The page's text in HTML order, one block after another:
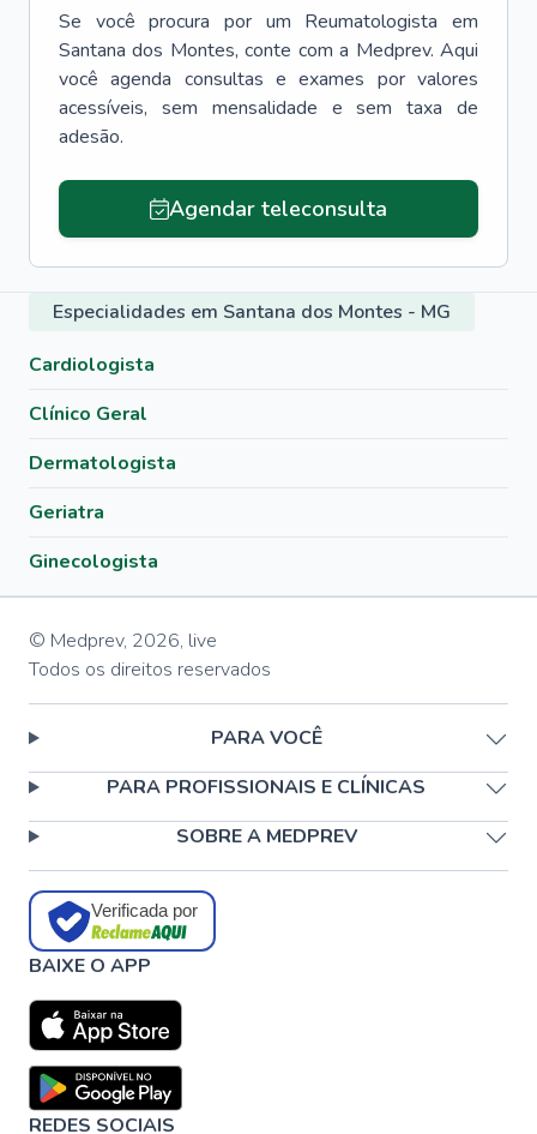
Se você procura por um Reumatologista em
Santana dos Montes, conte com a Medprev. Aqui
você agenda consultas e exames por valores
acessíveis, sem mensalidade e sem taxa de
adesão.
Agendar teleconsulta
Especialidades em Santana dos Montes - MG
Cardiologista
Clínico Geral
Dermatologista
Geriatra
Ginecologista
© Medprev, 2026, live
Todos os direitos reservados
PARA VOCÊ
PARA PROFISSIONAIS E CLÍNICAS
SOBRE A MEDPREV
Verificada por
BAIXE O APP
REDES SOCIAIS